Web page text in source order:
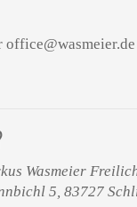
Wasmeier
5, 83727